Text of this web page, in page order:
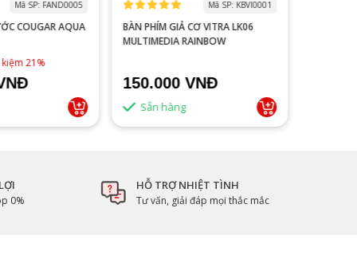
Mã SP: FAND0005
COUGAR AQUA
21%
Mã SP: KBVI0001
BÀN PHÍM GIẢ CƠ VITRA LK06
MULTIMEDIA RAINBOW
150.000 VNĐ
Sẵn hàng
0%
HỖ TRỢ NHIỆT TÌNH
Tư vấn, giải đáp mọi thắc mắc